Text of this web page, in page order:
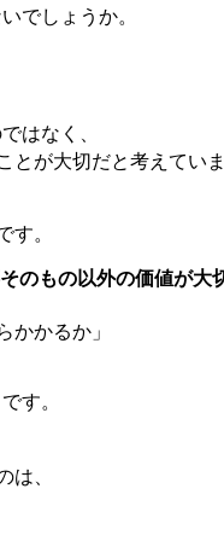
でしょうか。
はなく、
が大切だと考えていま
す。
のもの以外の価値が大
かかるか」
す。
は、